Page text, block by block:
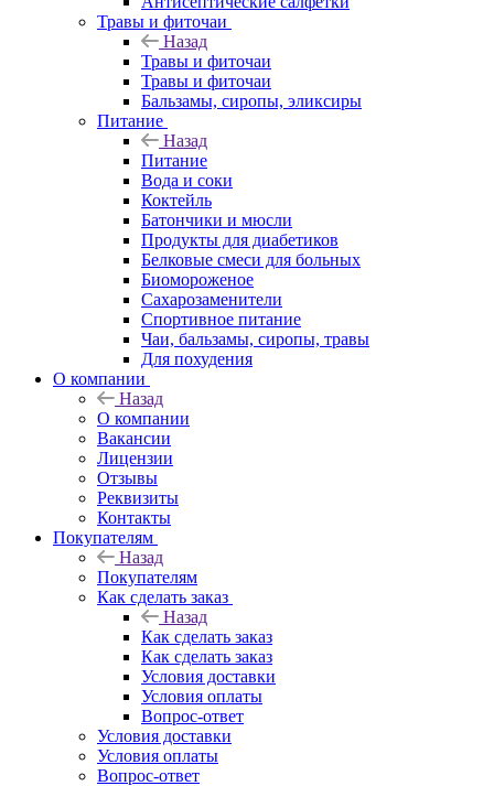
Травы и фиточаи
Назад
Травы и фиточаи
Травы и фиточаи
Бальзамы, сиропы, эликсиры
Питание
Назад
Питание
Вода и соки
Коктейль
Батончики и мюсли
Продукты для диабетиков
Белковые смеси для больных
Биомороженое
Сахарозаменители
Спортивное питание
Чаи, бальзамы, сиропы, травы
Для похудения
О компании
Назад
О компании
Вакансии
Лицензии
Отзывы
Реквизиты
Контакты
Покупателям
Назад
Покупателям
Как сделать заказ
Назад
Как сделать заказ
Как сделать заказ
Условия доставки
Условия оплаты
Вопрос-ответ
Условия доставки
Условия оплаты
Вопрос-ответ